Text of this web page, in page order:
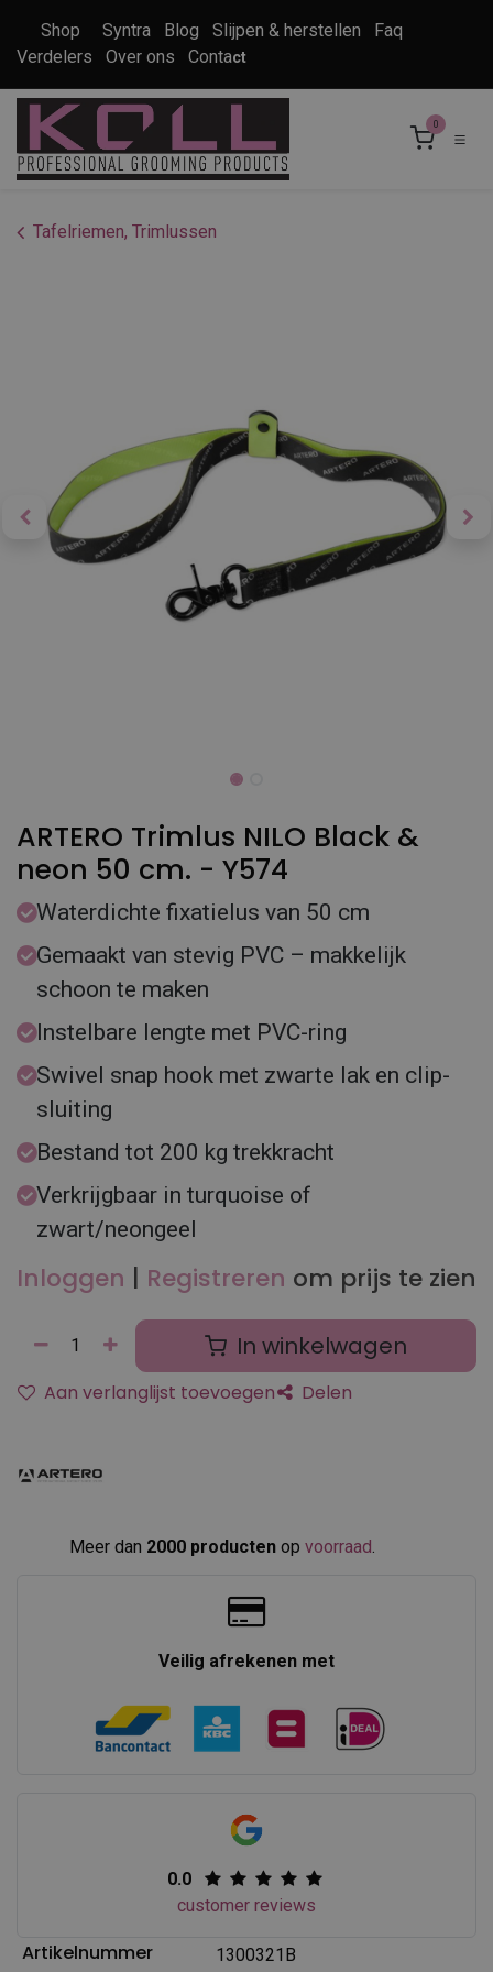
Shop Syntra Blog Slijpen & herstellen
Faq
Verdelers
Over ons Contact
0
Tafelriemen, Trimlussen
ARTERO Trimlus NILO Black &
neon 50 cm. - Y574
Waterdichte fixatielus van 50 cm
Gemaakt van stevig PVC – makkelijk
schoon te maken
Instelbare lengte met PVC-ring
Swivel snap hook met zwarte lak en clip-
sluiting
Bestand tot 200 kg trekkracht
Verkrijgbaar in turquoise of
zwart/neongeel
Inloggen | Registreren om prijs te zien
In winkelwagen
Aan verlanglijst toevoegen Delen
Meer dan 2000 producten op voorraad
Veilig afrekenen met
0.0
customer reviews
Artikelnummer 1300321B